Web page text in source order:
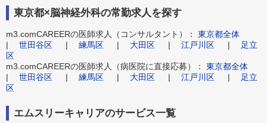
東京都×脳神経外科の常勤求人を探す
m3.comCAREERの医師求人（コンサルタント）： 東京都全体
| 世田谷区 | 練馬区 | 大田区 | 江戸川区 |
足立
区
m3.comCAREERの医師求人（病医院に直接応募）： 東京都全体
| 世田谷区 | 練馬区 | 大田区 | 江戸川区 |
足立
区
エムスリーキャリアのサービス一覧